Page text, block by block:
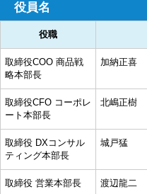
役員名
役職
取締役COO 商品戦
略本部長
加納正喜
取締役CFO コーポレ
ート本部長
北嶋正樹
取締役 DXコンサル
ティング本部長
城戸猛
取締役 営業本部長 渡辺龍二